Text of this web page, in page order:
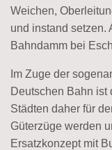
Weichen,
und instand setzen.
Bahndamm bei
Im Zuge der
Deutschen Bahn ist
Städten daher für
Güterzüge werden
Ersatzkonzept mit